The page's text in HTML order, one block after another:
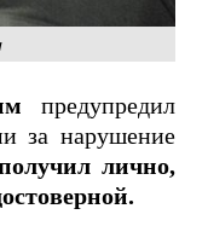
предупредил
за нарушение
лично,